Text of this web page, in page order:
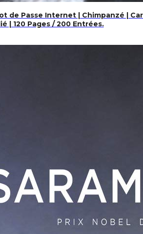
de Passe Internet | Chimpanzé |
| 120 Pages / 200 Entrées.